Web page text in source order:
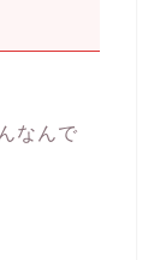
なんで